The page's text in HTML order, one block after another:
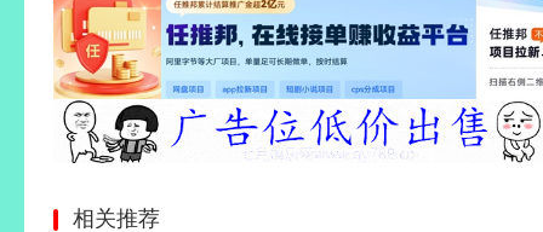
相关推荐